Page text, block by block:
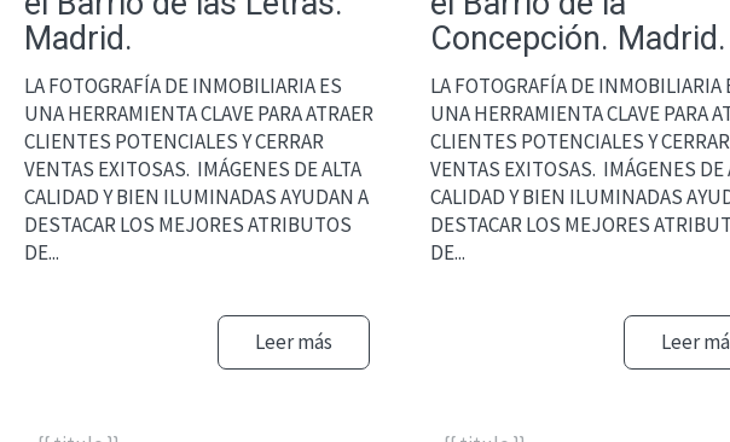
Madrid.
LA FOTOGRAFÍA DE INMOBILIARIA ES
UNA HERRAMIENTA CLAVE PARA ATRAER
CLIENTES POTENCIALES Y CERRAR
VENTAS EXITOSAS. IMÁGENES DE ALTA
CALIDAD Y BIEN ILUMINADAS AYUDAN A
DESTACAR LOS MEJORES ATRIBUTOS
DE...
Leer más
Concepción. Madrid.
LA FOTOGRAFÍA DE INMOBILIARIA
UNA HERRAMIENTA CLAVE PARA
CLIENTES POTENCIALES Y CERRAR
VENTAS EXITOSAS. IMÁGENES DE
CALIDAD Y BIEN ILUMINADAS
DESTACAR LOS MEJORES
DE...
Leer